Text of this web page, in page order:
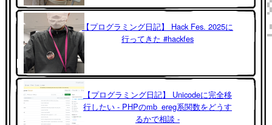
【プログラミング日記】 Hack Fes. 2025に
行ってきた #hackfes
【プログラミング日記】 Unicodeに完全移
行したい - PHPのmb_ereg系関数をどうす
るかで相談 -